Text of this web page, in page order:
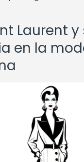
Laurent y
en la